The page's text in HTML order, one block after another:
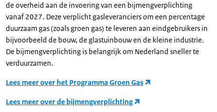
de overheid aan de invoering van een bijmengverplichting
vanaf 2027. Deze verplicht gasleveranciers om een percentage
duurzaam gas (zoals groen gas) te leveren aan eindgebruikers in
bijvoorbeeld de bouw, de glastuinbouw en de kleine industrie.
De bijmengverplichting is belangrijk om Nederland sneller te
verduurzamen.
Lees meer over het Programma Groen Gas
Lees meer over de bijmengverplichting